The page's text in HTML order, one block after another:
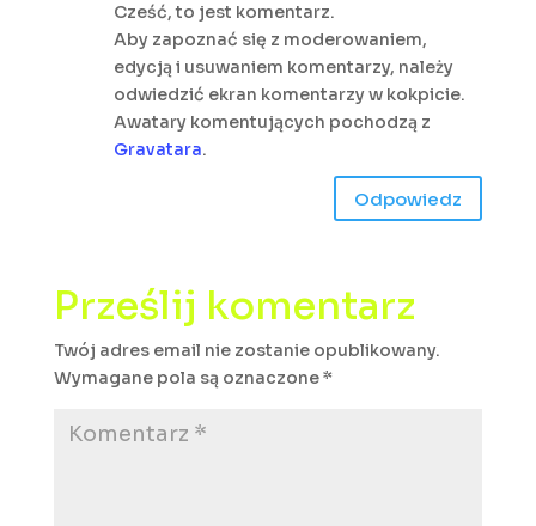
Cześć, to jest komentarz.
Aby zapoznać się z moderowaniem,
edycją i usuwaniem komentarzy, należy
odwiedzić ekran komentarzy w kokpicie.
Awatary komentujących pochodzą z
Gravatara.
Odpowiedz
Prześlij komentarz
Twój adres email nie zostanie opublikowany.
Wymagane pola są oznaczone*